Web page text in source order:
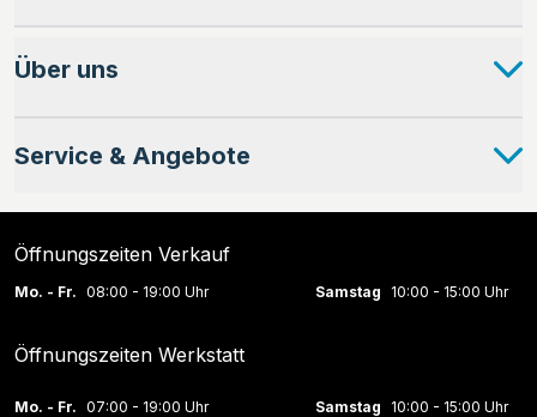
Über uns
Service & Angebote
Öffnungszeiten Verkauf
Mo. - Fr. 08:00 - 19:00 Uhr Samstag 10:00 - 15:00 Uhr
Öffnungszeiten Werkstatt
Mo. - Fr. 07:00 - 19:00 Uhr Samstag 10:00 - 15:00 Uhr